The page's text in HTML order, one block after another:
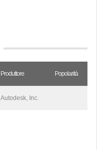
Produttore Popolarità
Autodesk, Inc.